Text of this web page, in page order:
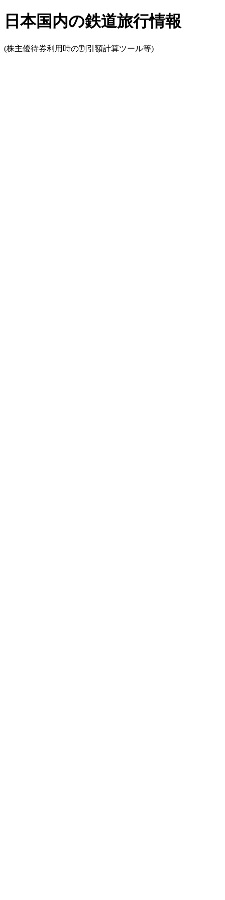
日本国内の鉄道旅行情報
(株主優待券利用時の割引額計算ツール等)